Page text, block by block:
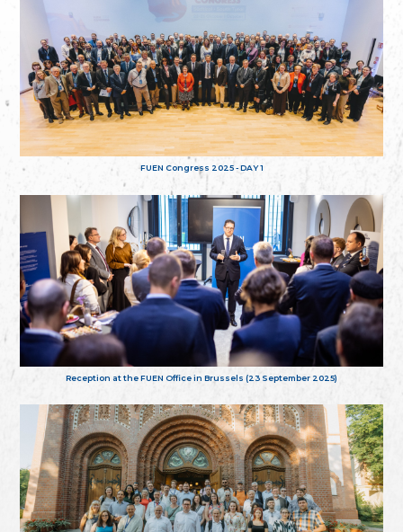
FUEN Congress 2025 - DAY 1
Reception at the FUEN Office in Brussels (23 September 2025)